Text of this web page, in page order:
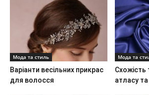
Мода та стиль
Варіанти весільних прикрас
для волосся
Мода та
Схожість
атласу